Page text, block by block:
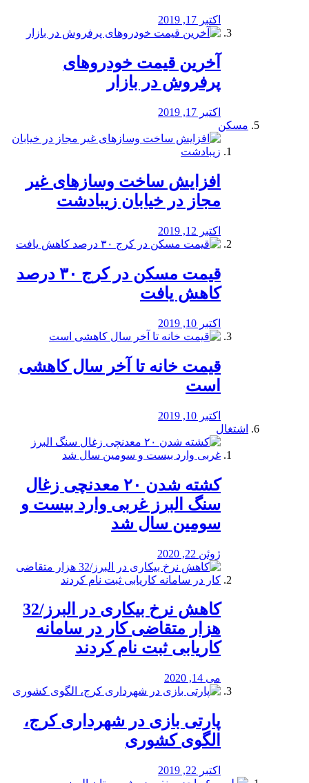
اکتبر 17, 2019
آخرین قیمت خودرو‌های
پرفروش در بازار
اکتبر 17, 2019
مسکن
افزایش ساخت وسازهای غیر
مجاز در خیابان زیبادشت
اکتبر 12, 2019
️قیمت مسکن در کرج ۳۰ درصد
کاهش یافت
اکتبر 10, 2019
قیمت خانه تا آخر سال کاهشی
است
اکتبر 10, 2019
اشتغال
کشته شدن ۲۰ معدنچی زغال
سنگ البرز غربی وارد بیست و
سومین سال شد
ژوئن 22, 2020
کاهش نرخ بیکاری در البرز/32
هزار متقاضی کار در سامانه
کاریابی ثبت نام کردند
می 14, 2020
پارتی بازی در شهرداری کرج،
الگوی کشوری
اکتبر 22, 2019